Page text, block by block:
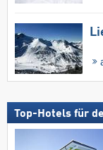
Top-Hotels für